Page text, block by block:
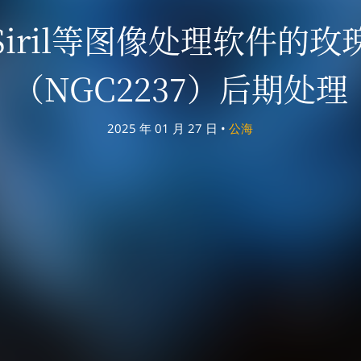
等图像处理软件的玫
（NGC2237）后期处理
2025 年 01 月 27 日 • 公海